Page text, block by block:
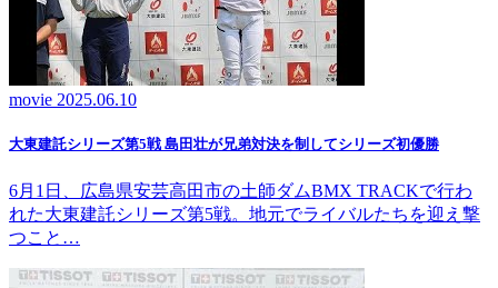
movie 2025.06.10
大東建託シリーズ第5戦 島田壮が兄弟対決を制してシリーズ初優勝
6月1日、広島県安芸高田市の土師ダムBMX TRACKで行わ
れた大東建託シリーズ第5戦。地元でライバルたちを迎え撃
つこと…